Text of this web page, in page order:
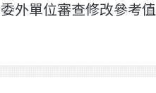
委外單位審查修改參考值